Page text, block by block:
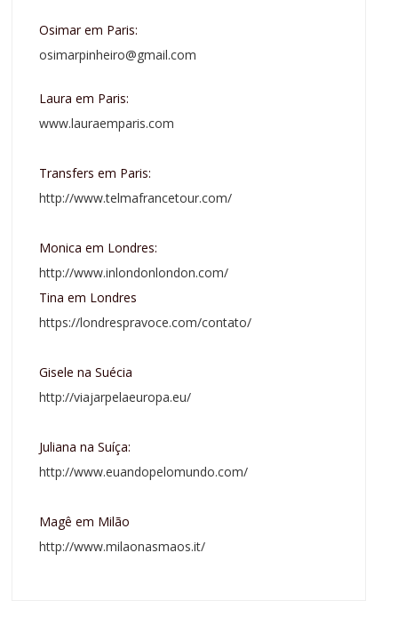
Osimar em Paris:
osimarpinheiro@gmail.com
Laura em Paris:
www.lauraemparis.com
Transfers em Paris:
http://www.telmafrancetour.com/
Monica em Londres:
http://www.inlondonlondon.com/
Tina em Londres
https://londrespravoce.com/contato/
Gisele na Suécia
http://viajarpelaeuropa.eu/
Juliana na Suíça:
http://www.euandopelomundo.com/
Magê em Milão
http://www.milaonasmaos.it/